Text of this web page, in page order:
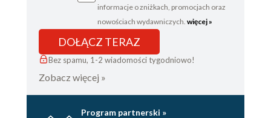
informacje o zniżkach, promocjach oraz
nowościach wydawniczych. więcej »
DOŁĄCZ TERAZ
Bez spamu, 1-2 wiadomości tygodniowo!
Zobacz więcej »
Program partnerski »